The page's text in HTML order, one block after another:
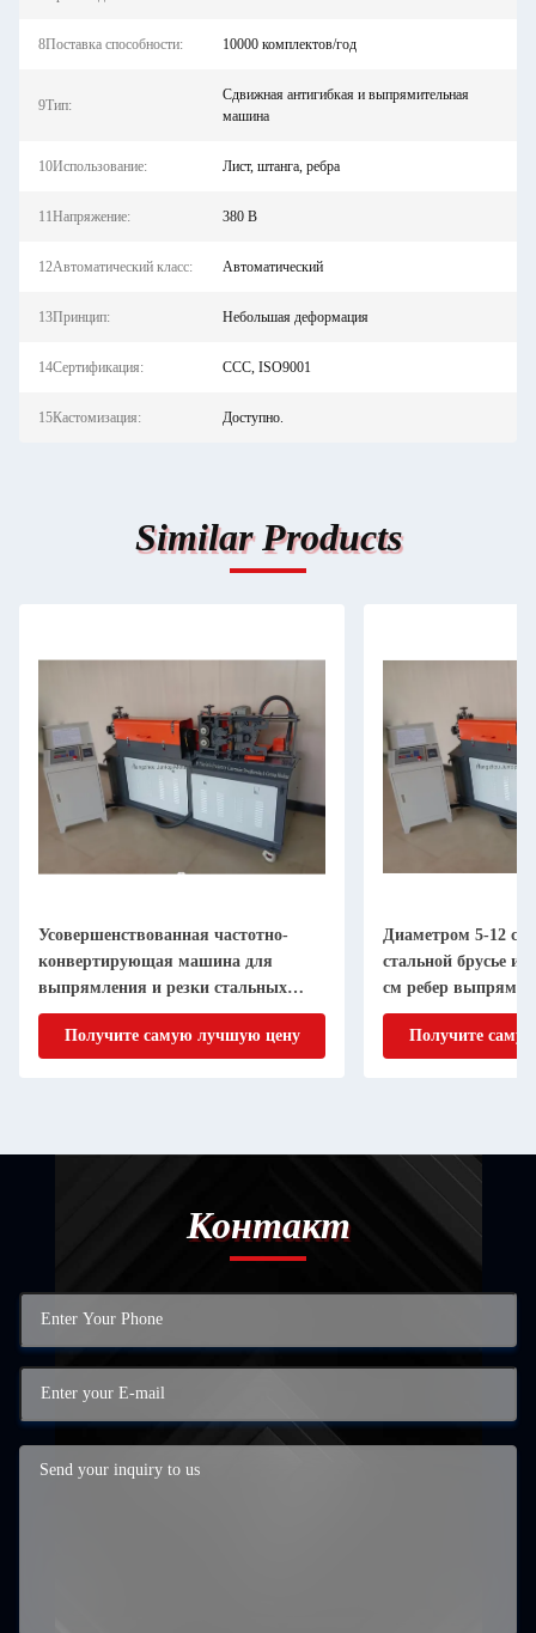
8Поставка способности: 10000 комплектов/год
9Тип:
Сдвижная антигибкая и выпрямительная
машина
10Использование: Лист, штанга, ребра
11Напряжение: 380 В
12Автоматический класс: Автоматический
13Принцип: Небольшая деформация
14Сертификация: CCC, ISO9001
15Кастомизация: Доступно.
Similar Products
Усовершенствованная частотно-
конвертирующая машина для
выпрямления и резки стальных
стволов / ребер
Получите самую лучшую цену
Диаметром 5-12 см
стальной брусье и
см ребер
Получите
Контакт